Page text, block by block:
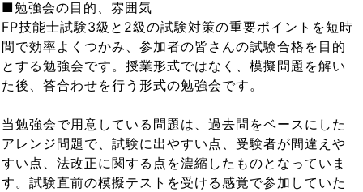
■勉強会の目的、雰囲気
FP技能士試験3級と2級の試験対策の重要ポイントを短時
間で効率よくつかみ、参加者の皆さんの試験合格を目的
とする勉強会です。授業形式ではなく、模擬問題を解い
た後、答合わせを行う形式の勉強会です。
当勉強会で用意している問題は、過去問をベースにした
アレンジ問題で、試験に出やすい点、受験者が間違えや
すい点、法改正に関する点を濃縮したものとなっていま
す。試験直前の模擬テストを受ける感覚で参加していた